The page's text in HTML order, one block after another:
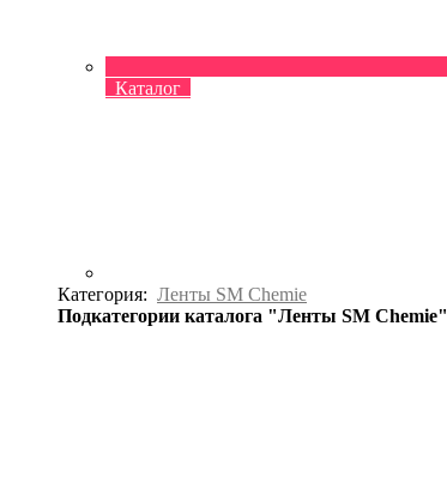
Каталог
Категория: Ленты SM Chemie
Подкатегории каталога "Ленты SM Chemie"